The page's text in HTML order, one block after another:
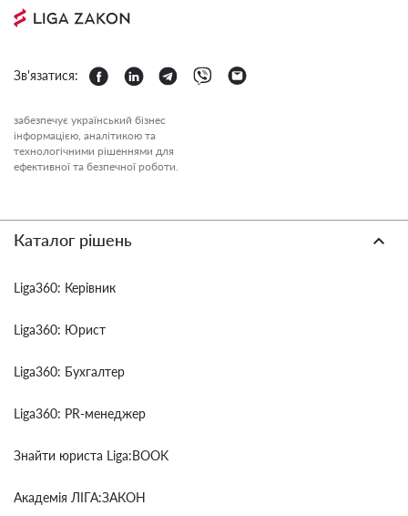
Зв'язатися:
забезпечує український бізнес
інформацією, аналітикою та
технологічними рішеннями для
ефективної та безпечної роботи.
Каталог рішень
Liga360: Керівник
Liga360: Юрист
Liga360: Бухгалтер
Liga360: PR-менеджер
Знайти юриста Liga:BOOK
Академія ЛІГА:ЗАКОН